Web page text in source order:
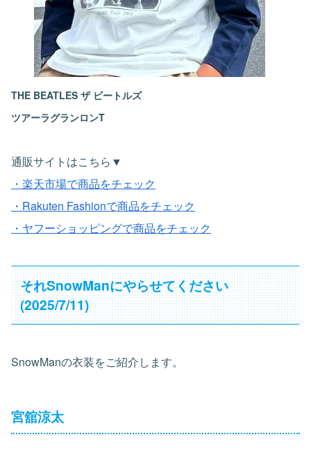
THE BEATLES ザ ビートルズ
ツアーラグランロンT
通販サイトはこちら▼
・楽天市場で商品をチェック
・Rakuten Fashionで商品をチェック
・ヤフーショッピングで商品をチェック
それSnowManにやらせてください
(2025/7/11)
SnowManの衣装をご紹介します。
宮舘涼太